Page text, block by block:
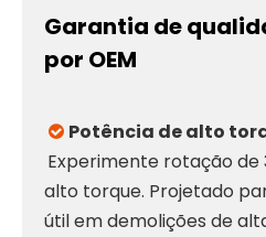
Garantia de
por OEM
 Potência de alto
Experimente rotação de
alto torque. Projetado
útil em demolições de